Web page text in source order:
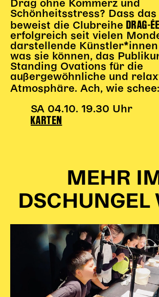
Drag ohne Kommerz und
Schönheitsstress? Dass das
beweist die Clubreihe DRAG-ÉE
erfolgreich seit vielen
darstellende Künstler*innen
was sie können, das
Standing Ovations für die
außergewöhnliche und
Atmosphäre. Ach, wie schee:
SA 04.10. 19.30 Uhr
KARTEN
MEHR IM
DSCHUNGEL